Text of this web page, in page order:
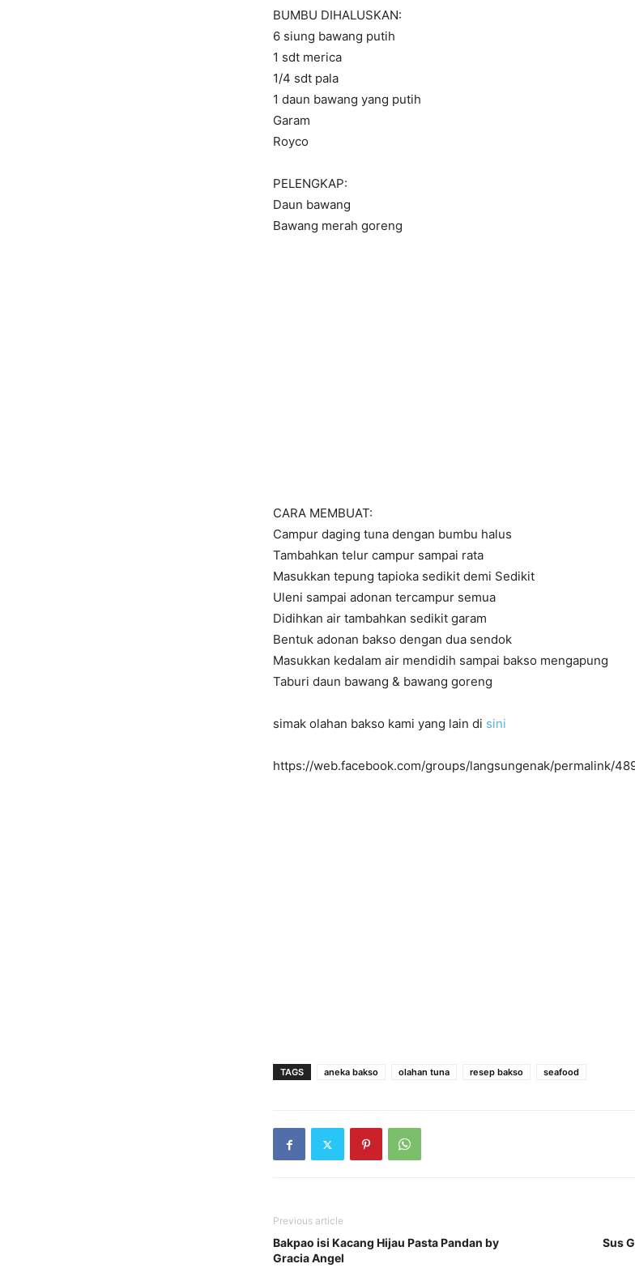
BUMBU DIHALUSKAN:
6 siung bawang putih
1 sdt merica
1/4 sdt pala
1 daun bawang yang putih
Garam
Royco
PELENGKAP:
Daun bawang
Bawang merah goreng
CARA MEMBUAT:
Campur daging tuna dengan bumbu halus
Tambahkan telur campur sampai rata
Masukkan tepung tapioka sedikit demi Sedikit
Uleni sampai adonan tercampur semua
Didihkan air tambahkan sedikit garam
Bentuk adonan bakso dengan dua sendok
Masukkan kedalam air mendidih sampai bakso mengapung
Taburi daun bawang & bawang goreng
simak olahan bakso kami yang lain di sini
https://web.facebook.com/groups/langsungenak/permalink/
TAGS aneka bakso olahan tuna resep bakso seafood
Previous article
Bakpao isi Kacang Hijau Pasta Pandan by
Gracia Angel
Sus